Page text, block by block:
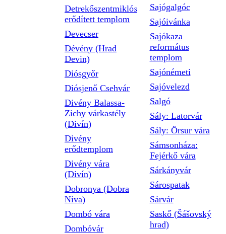
Detrekőszentmiklós
erődített templom
Devecser
Dévény (Hrad
Devin)
Diósgyőr
Diósjenő Csehvár
Divény Balassa-
Zichy várkastély
(Divín)
Divény
erődtemplom
Divény vára
(Divín)
Dobronya (Dobra
Niva)
Dombó vára
Dombóvár
Sajógalgóc
Sajóivánka
Sajókaza
református
templom
Sajónémeti
Sajóvelezd
Salgó
Sály: Latorvár
Sály: Örsur vára
Sámsonháza:
Fejérkő vára
Sárkányvár
Sárospatak
Sárvár
Saskő (Šášovský
hrad)